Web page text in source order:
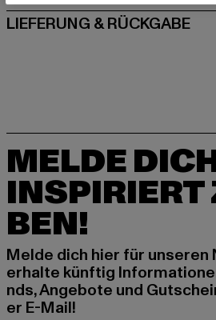
LIEFERUNG & RÜCKGABE
MELDE
INSPIRIERT
BEN!
Melde dich hier für unseren
erhalte künftig
nds, Angebote und
er E-Mail!